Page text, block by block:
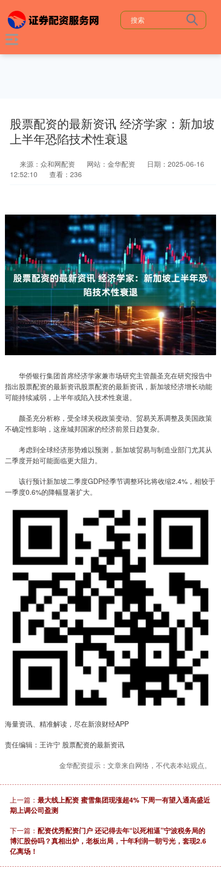
股票配资的最新资讯 经济学家：新加坡
上半年恐陷技术性衰退
来源：众和网配资 网站：金华配资
日期：2025-06-16
12:52:10
查看：236
华侨银行集团首席经济学家兼市场研究主管颜圣充在研究报告中
指出股票配资的最新资讯股票配资的最新资讯，新加坡经济增长动能
可能持续减弱，上半年或陷入技术性衰退。
颜圣充分析称，受全球关税政策变动、贸易关系调整及美国政策
不确定性影响，这座城邦国家的经济前景日趋复杂。
考虑到全球经济形势难以预测，新加坡贸易与制造业部门尤其从
二季度开始可能面临更大阻力。
该行预计新加坡二季度GDP经季节调整环比将收缩2.4%，相较于
一季度0.6%的降幅显著扩大。
海量资讯、精准解读，尽在新浪财经APP
责任编辑：王许宁 股票配资的最新资讯
金华配资提示：文章来自网络，不代表本站观点。
上一篇： 最大线上配资 蜜雪集团现涨超4% 下周一有望入通高盛近
期上调公司盈测
下一篇： 配资优秀配资门户 还记得去年“以死相逼”宁波税务局的
博汇股份吗？真相出炉，老板出局，十年利润一朝亏光，套现2.6
亿离场！